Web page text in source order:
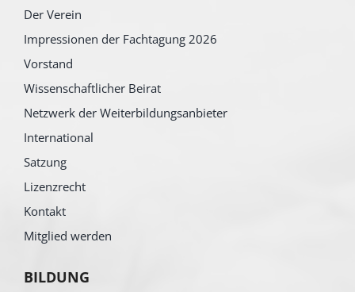
Der Verein
Impressionen der Fachtagung 2026
Vorstand
Wissenschaftlicher Beirat
Netzwerk der Weiterbildungsanbieter
International
Satzung
Lizenzrecht
Kontakt
Mitglied werden
BILDUNG